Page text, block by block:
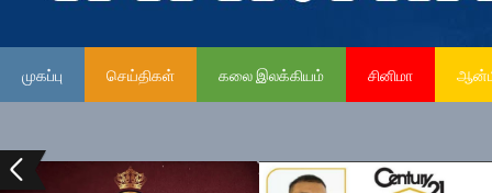
முகப்பு செய்திகள் கலை இலக்கியம் சினிமா